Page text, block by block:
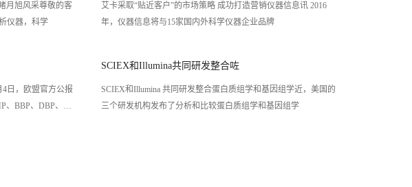
月旭风采尊敬的客
仪器，科学
艾卡采取“贴近客户”的市场策略 成功打造营销仪器信息讯 2016
年，仪器信息将与15家国内外科学仪器企业品牌
4日，欧盟官方公报
、BBP、DBP、
SCIEX和Illumina共同研发整合咗
SCIEX和Illumina 共同研发整合蛋白质组学和基因组学近，美国的
三个研发机构发布了分析和比较蛋白质组学和基因组学